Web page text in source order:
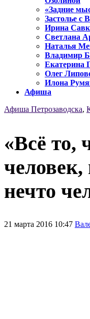
«Задние
Застолье с
Ирина
Светлана
Наталья
Владимир
Екатерина
Олег
Илона
Афиша
Афиша Петрозаводска,
«Всё то,
человек,
нечто
21 марта 2016 10:47